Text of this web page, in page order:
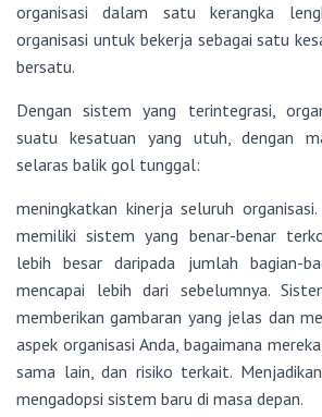
organisasi dalam satu kerangka
organisasi untuk bekerja sebagai satu
bersatu.
Dengan sistem yang terintegrasi,
suatu kesatuan yang utuh, dengan
selaras balik gol tunggal:
meningkatkan kinerja seluruh organisasi.
memiliki sistem yang benar-benar
lebih besar daripada jumlah bagian-
mencapai lebih dari sebelumnya.
memberikan gambaran yang jelas dan
aspek organisasi Anda, bagaimana
sama lain, dan risiko terkait.
mengadopsi sistem baru di masa depan.